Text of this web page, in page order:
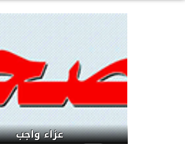
الرئيس السيسى يزور
مرة منذ 12 عام